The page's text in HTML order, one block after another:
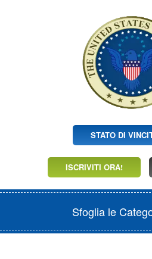
STATO DI
ISCRIVITI ORA!
Sfoglia le